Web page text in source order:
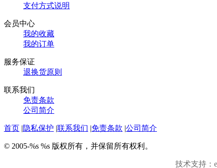
支付方式说明
会员中心
我的收藏
我的订单
服务保证
退换货原则
联系我们
免责条款
公司简介
首页 |隐私保护 |联系我们 |免责条款 |公司简介
© 2005-%s %s 版权所有，并保留所有权利。
技术支持：